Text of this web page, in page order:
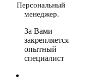
Персональный
менеджер.
За Вами
закрепляется
опытный
специалист